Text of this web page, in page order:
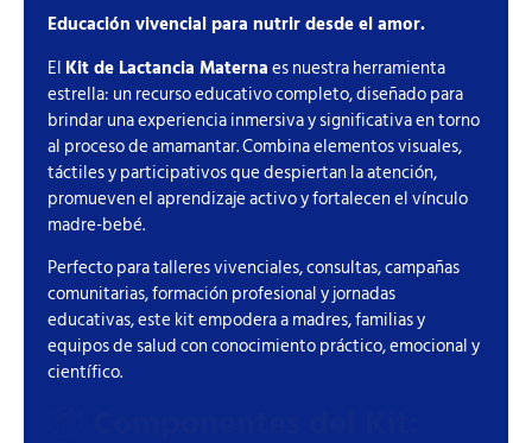
Educación vivencial para nutrir desde el amor.
El Kit de Lactancia Maternaes nuestra herramienta
estrella: un recurso educativo completo, diseñado para
brindar una experiencia inmersiva y significativa en torno
al proceso de amamantar. Combina elementos visuales,
táctiles y participativos que despiertan la atención,
promueven el aprendizaje activo y fortalecen el vínculo
madre-bebé.
Perfecto para talleres vivenciales, consultas, campañas
comunitarias, formación profesional y jornadas
educativas, este kit empodera a madres, familias y
equipos de salud con conocimiento práctico, emocional y
científico.